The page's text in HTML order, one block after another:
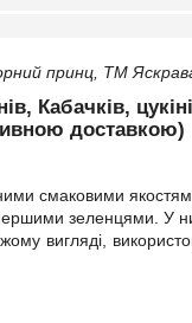
принц, ТМ
Кабачків,
доставкою)
смаковими
зеленцями. У
вигляді,